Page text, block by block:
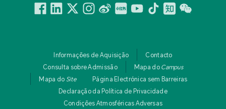
Facebook
LinkedinTwitterInstagram
微博 小紅書YouTube
TiktokZhihuWechat
Informações de Aquisição
Contacto
Consulta sobre Admissão
Mapa do Campus
Mapa do Site
Página Electrónica sem Barreiras
Declaração da Política de Privacidade
Condições Atmosféricas Adversas